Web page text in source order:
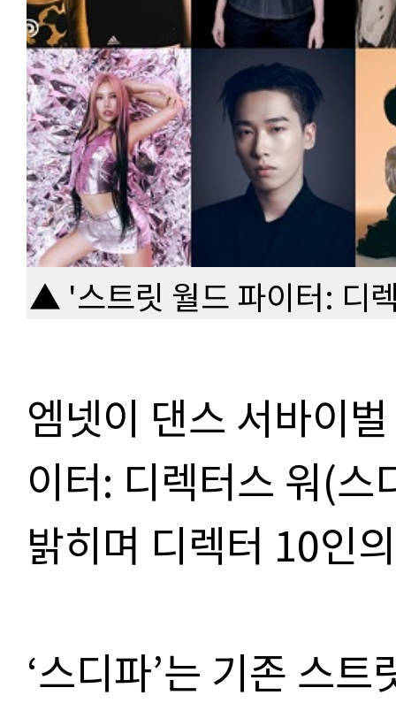
▲ '스트릿 월드 파이터: 디
엠넷이 댄스 서바이
이터: 디렉터스 워(스
밝히며 디렉터 10인
‘스디파’는 기존 스트